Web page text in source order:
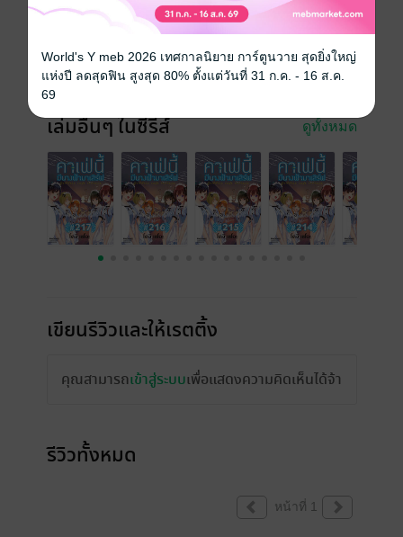
วันที่วางขาย 26 พฤษภาคม 2565
ราคาปก 25 บาท
เล่มอื่นๆ ในซีรีส์ ดูทั้งหมด
เขียนรีวิวและให้เรตติ้ง
คุณสามารถเข้าสู่ระบบเพื่อแสดงความคิดเห็นได้จ้า
รีวิวทั้งหมด
หน้าที่ 1
World's Y meb 2026 เทศกาลนิยาย การ์ตูนวาย สุดยิ่งใหญ่
แห่งปี ลดสุดฟิน สูงสุด 80% ตั้งแต่วันที่ 31 ก.ค. - 16 ส.ค.
69